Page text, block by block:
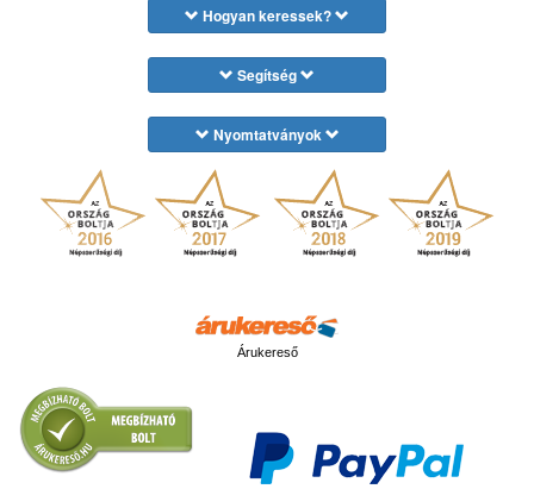
Hogyan keressek?
Segítség
Nyomtatványok
Árukereső